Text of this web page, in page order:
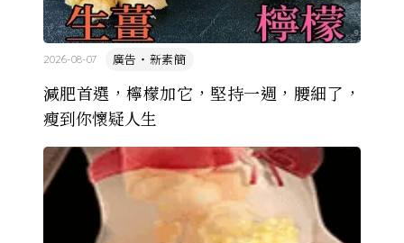
減肥首選，檸檬加它，堅持一週，腰細了，
瘦到你懷疑人生
廣告・新素簡
2026-08-07